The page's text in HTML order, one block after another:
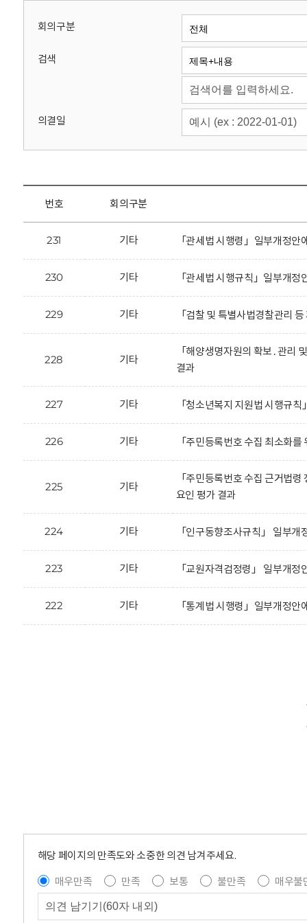
회
회의구분
검색
의결일
번호 회의구분
231 기타 「관세법 시행령」일부개정
230 기타 「관세법 시행규칙」일부개
229 기타 「검찰 및 특별사법경찰관리
228 기타
「해양생명자원의 확보․관리
결과
227 기타 「청소년복지 지원법 시행규
226 기타 「주민등록번호 수집 최소화
225 기타
「주민등록번호 수집 근거법
요인 평가 결과
224 기타 「인구동향조사규칙」 일부
223 기타 「교원자격검정령」 일부개
222 기타 「통계법 시행령」일부개정
해당 페이지의 만족도와 소중한 의견 남겨주세요.
매우만족
만족 보통 불만족 매우불